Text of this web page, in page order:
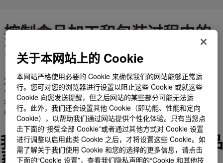
控制食品加工和包装过程中的
温度和泡沫
准备好减少浪费并降低生产维护成本？ 需要提高生产力，同时节
省资金？ 我们的抑制性二醇类传热液、有机硅消泡剂和去沫剂旨
在解决意外的温度波动并消除食品和饮料生产、加工和包装过程
中多余的泡沫。
我们成熟解决方案的多功能产品
系列包括
关于本网站上的 Cookie
本网站严格使用必要的 Cookie 来确保我们的网站能够正常运
行。您可对您的浏览器进行设置以阻止这些 Cookie 或就这些
Cookie 向您发送提醒，但之后网站的某些部分可能无法运
行。此外，我们还会设置其他 Cookie（即功能、性能和定向
Cookie），以帮助我们通过网站提供个性化体验。只有当您点
击下面的“接受全部 Cookie”或者通过其他方式对 Cookie 设置
进行调整以启用此类 Cookie 之后，才将设置这些 Cookie。如
需了解关于我们使用 Cookie 和您的选择的更多信息，请点击
下面的“Cookie 设置”，查看我们隐私声明的“Cookie 和其他技